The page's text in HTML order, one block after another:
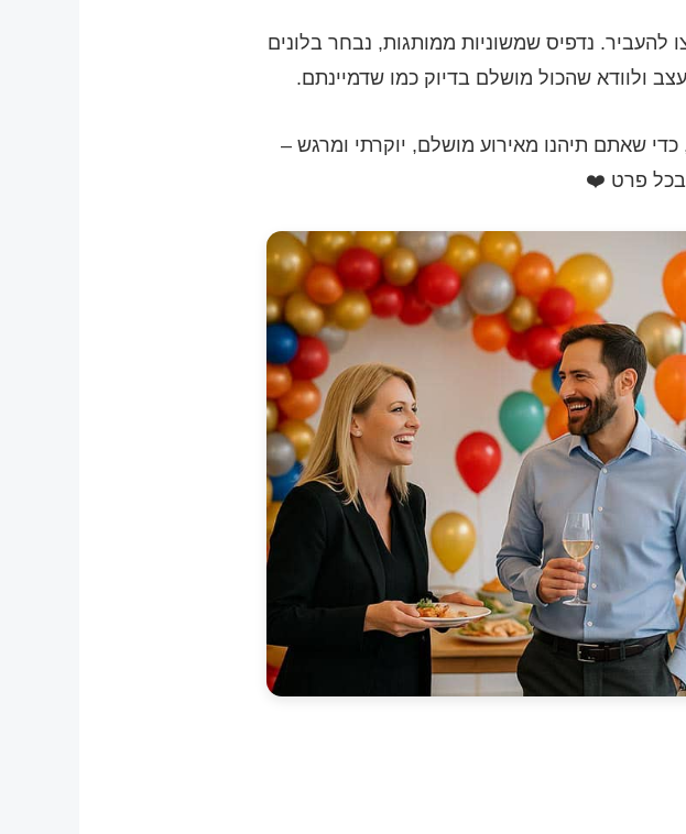
נדפיס שמשוניות ממותגות, נבחר בלונים
ולוודא שהכול מושלם בדיוק כמו שדמיינתם.
שאתם תיהנו מאירוע מושלם, יוקרתי ומרגש –
בכל פרט ❤️